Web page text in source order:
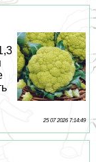
25 07 2026 7:14:49